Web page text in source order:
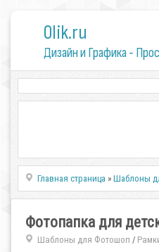
0lik.ru
Дизайн и Графика -
Главная страница »Шаблоны
Фотопапка для
Шаблоны для Фотошоп /